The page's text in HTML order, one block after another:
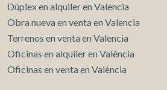
Dúplex en alquiler en Valencia
Obra nueva en venta en Valencia
Terrenos en venta en Valencia
Oficinas en alquiler en València
Oficinas en venta en València